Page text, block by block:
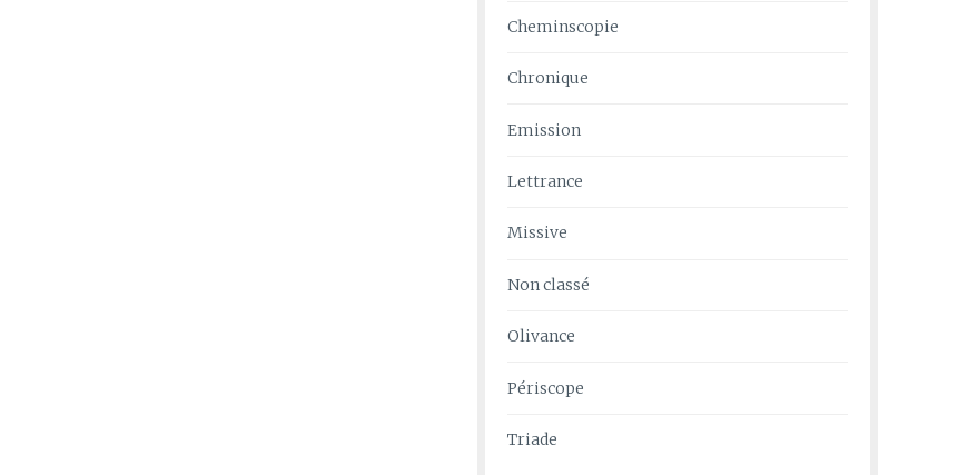
Cheminscopie
Chronique
Emission
Lettrance
Missive
Non classé
Olivance
Périscope
Triade